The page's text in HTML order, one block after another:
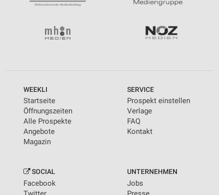
WEEKLI
Startseite
Öffnungszeiten
Alle Prospekte
Angebote
Magazin
SERVICE
Prospekt einstellen
Verlage
FAQ
Kontakt
SOCIAL
Facebook
UNTERNEHMEN
Jobs